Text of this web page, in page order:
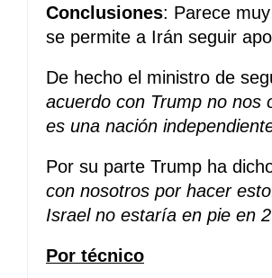
Conclusiones: Parece
se permite a Irán seguir
De hecho el ministro de
acuerdo con Trump no nos
es una nación
Por su parte Trump ha
con nosotros por hacer
Israel no estaría en pie en
Por técnico